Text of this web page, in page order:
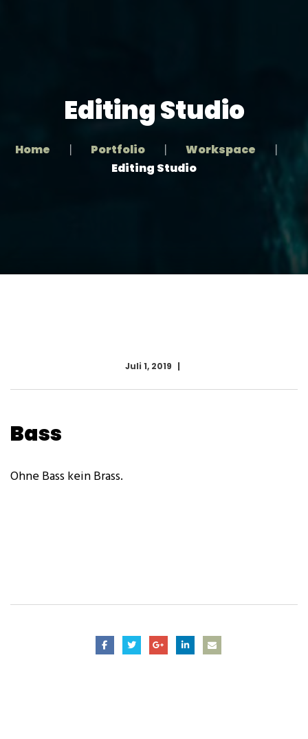
Kontakt
Über uns
Medien
Editing Studio
Home Portfolio
Workspace
Editing Studio
Juli 1, 2019
Bass
Ohne Bass kein Brass.